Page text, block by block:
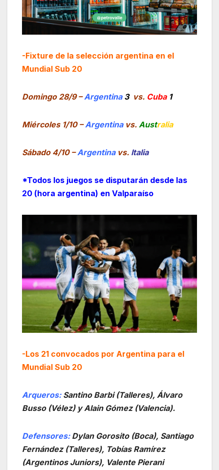
-Fixture de la selección argentina en el
Mundial Sub 20
Domingo 28/9 –Argentina 3 vs. Cuba 1
Miércoles 1/10 –Argentinavs. Australia
Sábado 4/10 –Argentinavs. Italia
*Todos los juegos se disputarán desde las
20 (hora argentina) en Valparaíso
-Los 21 convocados por Argentina para el
Mundial Sub 20
Arqueros:Santino Barbi (Talleres), Álvaro
Busso (Vélez) y Alain Gómez (Valencia).
Defensores:Dylan Gorosito (Boca), Santiago
Fernández (Talleres), Tobías Ramírez
(Argentinos Juniors), Valente Pierani